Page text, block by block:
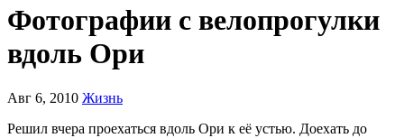
Фотографии с велопрогулки
вдоль Ори
Авг 6, 2010 Жизнь
Решил вчера проехаться вдоль Ори к её устью. Доехать до